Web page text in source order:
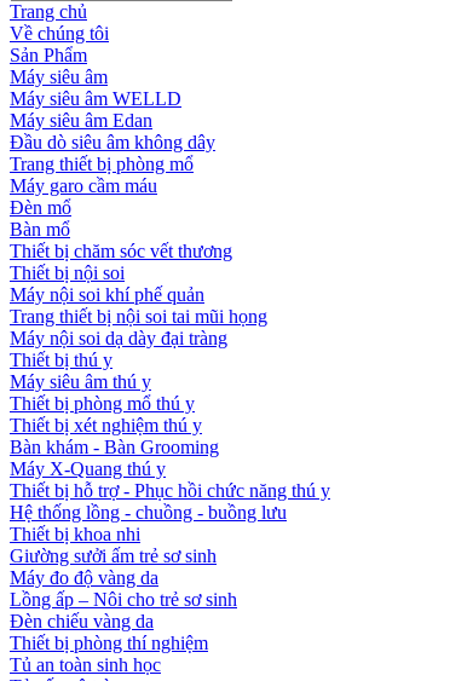
Trang chủ
Về chúng tôi
Sản Phẩm
Máy siêu âm
Máy siêu âm WELLD
Máy siêu âm Edan
Đầu dò siêu âm không dây
Trang thiết bị phòng mổ
Máy garo cầm máu
Đèn mổ
Bàn mổ
Thiết bị chăm sóc vết thương
Thiết bị nội soi
Máy nội soi khí phế quản
Trang thiết bị nội soi tai mũi họng
Máy nội soi dạ dày đại tràng
Thiết bị thú y
Máy siêu âm thú y
Thiết bị phòng mổ thú y
Thiết bị xét nghiệm thú y
Bàn khám - Bàn Grooming
Máy X-Quang thú y
Thiết bị hỗ trợ - Phục hồi chức năng thú y
Hệ thống lồng - chuồng - buồng lưu
Thiết bị khoa nhi
Giường sưởi ấm trẻ sơ sinh
Máy đo độ vàng da
Lồng ấp – Nôi cho trẻ sơ sinh
Đèn chiếu vàng da
Thiết bị phòng thí nghiệm
Tủ an toàn sinh học